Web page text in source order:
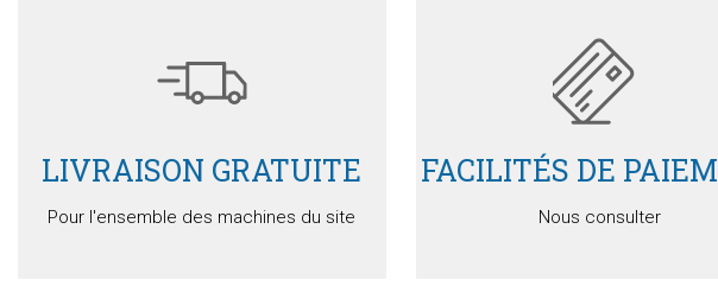
LIVRAISON GRATUITE
Pour l'ensemble des machines du site
FACILITÉS DE
Nous consulter